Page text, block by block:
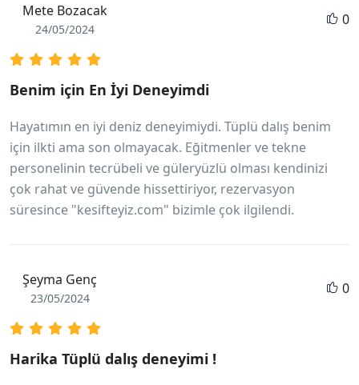
Mete Bozacak
24/05/2024
0
Benim için En İyi Deneyimdi
Hayatımın en iyi deniz deneyimiydi. Tüplü dalış benim
için ilkti ama son olmayacak. Eğitmenler ve tekne
personelinin tecrübeli ve güleryüzlü olması kendinizi
çok rahat ve güvende hissettiriyor, rezervasyon
süresince "kesifteyiz.com" bizimle çok ilgilendi.
Şeyma Genç
23/05/2024
0
Harika Tüplü dalış deneyimi !